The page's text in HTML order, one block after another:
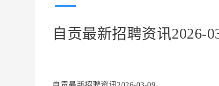
自贡最新招聘资讯2026-